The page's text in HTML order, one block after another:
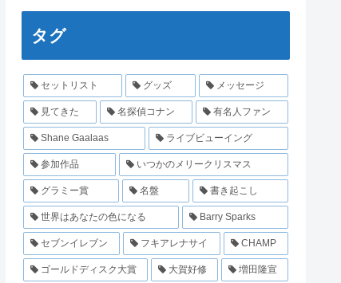
タグ
セットリスト グッズ メッセージ
見てきた 名探偵コナン 有名人ファン
Shane Gaalaas ライブビューイング
参加作品 いつかのメリークリスマス
グラミー賞 名盤 書き起こし
世界はあなたの色になる Barry Sparks
セブンイレブン フキアレナサイ CHAMP
ゴールドディスク大賞 大賀好修 増田隆宣